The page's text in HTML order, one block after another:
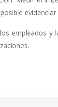
evidenciar
empleados